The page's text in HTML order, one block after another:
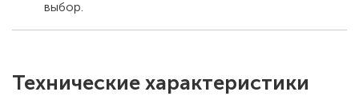
выбор.
Технические характеристики